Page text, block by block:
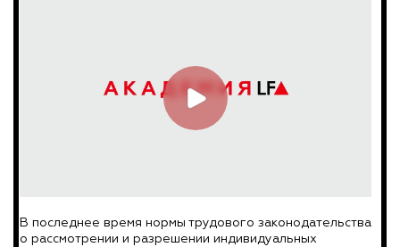
В последнее время нормы трудового законодательства
о рассмотрении и разрешении индивидуальных